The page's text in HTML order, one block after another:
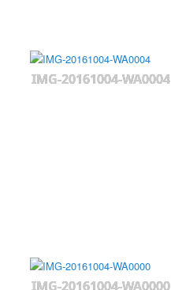
IMG-20161004-WA0004
IMG-20161004-WA0000